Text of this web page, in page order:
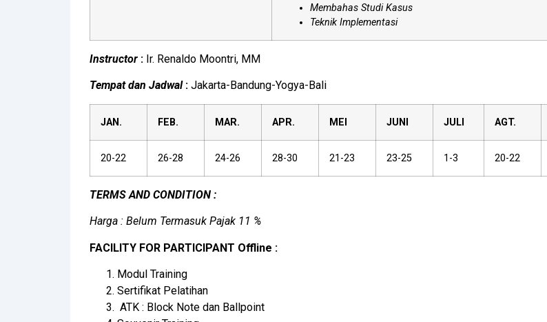
Membahas Studi Kasus
Teknik Implementasi
Instructor : Ir. Renaldo Moontri, MM
Tempat dan Jadwal: Jakarta-Bandung-Yogya-Bali
JAN. FEB. MAR. APR. MEI JUNI JULI AGT.
20-22 26-28 24-26 28-30 21-23 23-25 1-3 20-22
TERMS AND CONDITION :
Harga : Belum Termasuk Pajak 11 %
FACILITY FOR PARTICIPANT Offline :
Modul Training
Sertifikat Pelatihan
ATK : Block Note dan Ballpoint